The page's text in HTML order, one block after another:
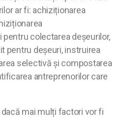
ar fi: achiziționarea
colectarea deșeurilor,
pentru deșeuri, instruirea
selectivă și compostarea
antreprenorilor care
mai mulți factori vor fi